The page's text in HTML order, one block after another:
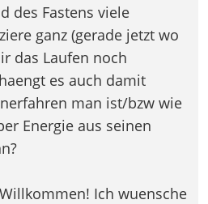
des Fastens viele
ganz (gerade jetzt wo
das Laufen noch
es auch damit
man ist/bzw wie
Energie aus seinen
Ich wuensche